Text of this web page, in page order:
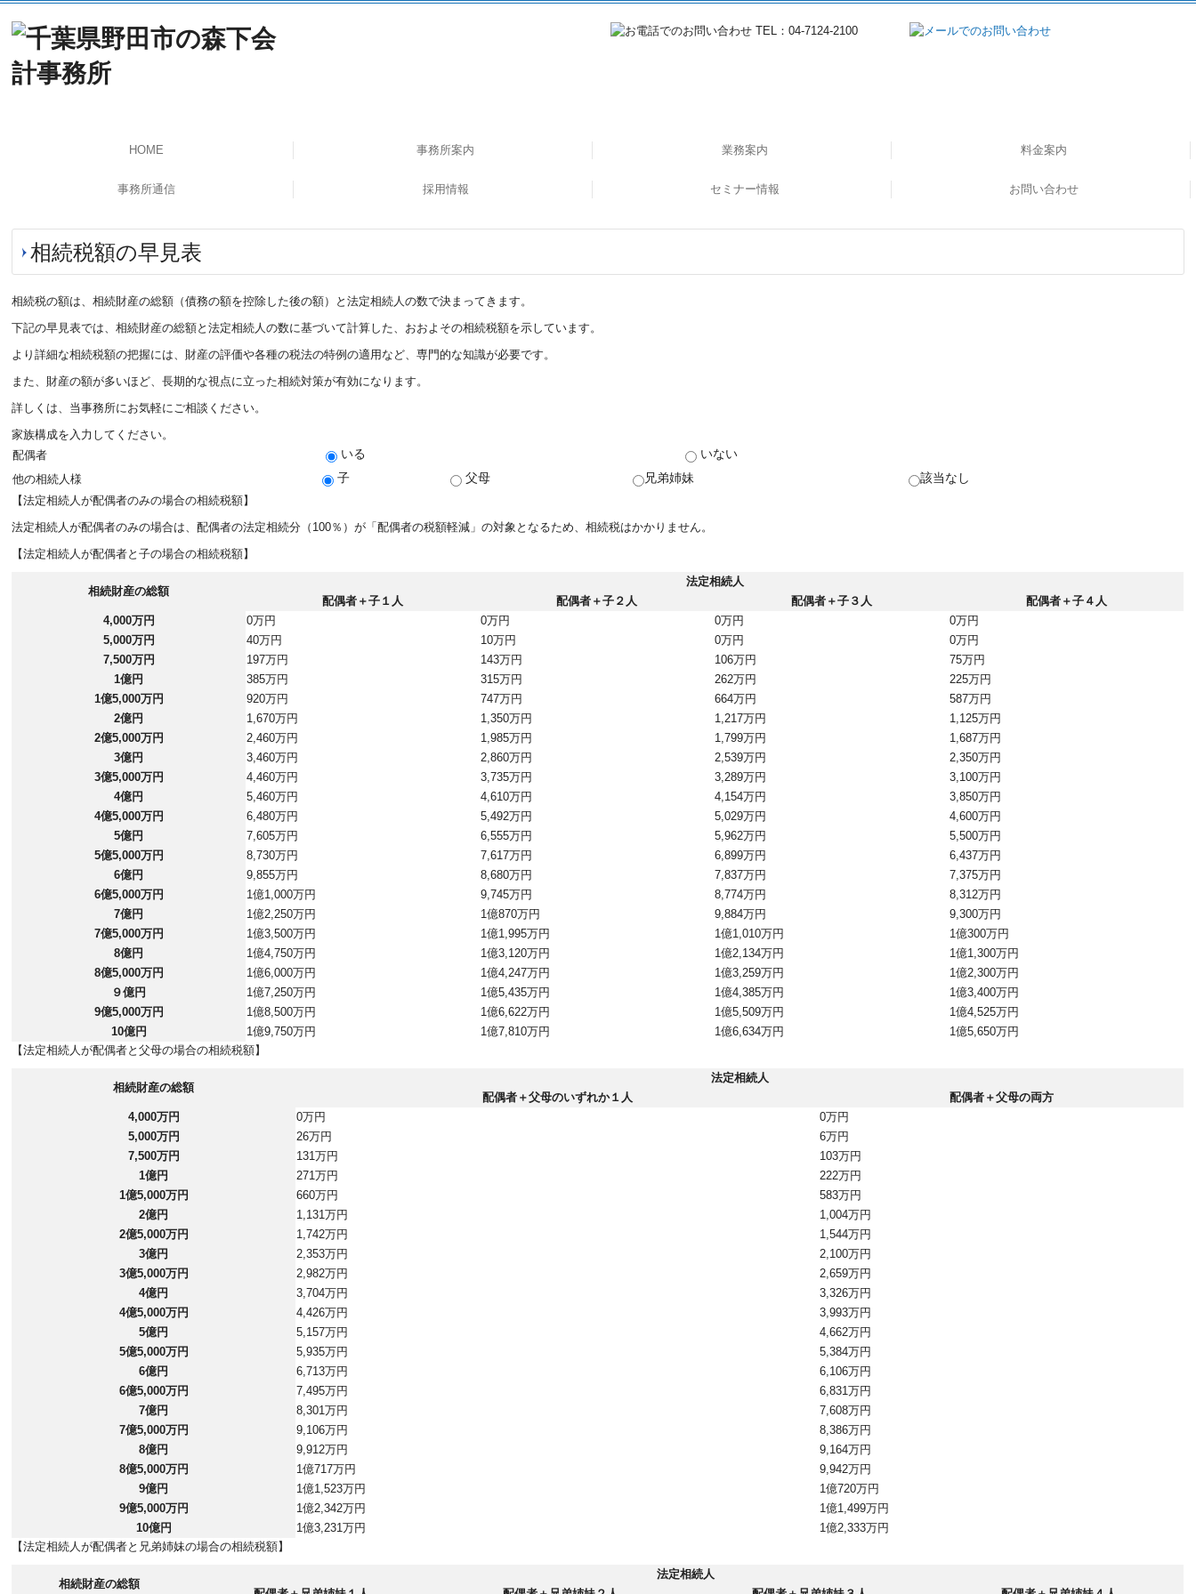
HOME 事務所案内 業務案内
税務・会計
相続・事業承継
企業のDX化支援
医療関係の皆様へ
社会福祉法人の皆様へ
公益法人の皆様へ
料金案内
事務所通信 採用情報
職員インタビュー
データで見る森下会計
募集要項
応募フォーム
セミナー情報
過去のセミナー
お問い合わせ
相続税額の早見表
相続税の額は、相続財産の総額（債務の額を控除した後の額）と法定相続人の数で決まってきます。
下記の早見表では、相続財産の総額と法定相続人の数に基づいて計算した、おおよその相続税額を示しています。
より詳細な相続税額の把握には、財産の評価や各種の税法の特例の適用など、専門的な知識が必要です。
また、財産の額が多いほど、長期的な視点に立った相続対策が有効になります。
詳しくは、当事務所にお気軽にご相談ください。
家族構成を入力してください。
配偶者
いる いない
他の相続人様 子 父母 兄弟姉妹 該当なし
【法定相続人が配偶者のみの場合の相続税額】
法定相続人が配偶者のみの場合は、配偶者の法定相続分（100％）が「配偶者の税額軽減」の対象となるため、相続税はかかりません。
【法定相続人が配偶者と子の場合の相続税額】
相続財産の総額
法定相続人
配偶者＋子１人
配偶者＋子２人 配偶者＋子３人
配偶者＋子４人
4,000万円
0万円 0万円 0万円
0万円
5,000万円
40万円 10万円 0万円
0万円
7,500万円
197万円 143万円 106万円
75万円
1億円
385万円 315万円 262万円
225万円
1億5,000万円
920万円 747万円 664万円
587万円
2億円
1,670万円 1,350万円 1,217万円
1,125万円
2億5,000万円
2,460万円 1,985万円 1,799万円
1,687万円
3億円
3,460万円 2,860万円 2,539万円
2,350万円
3億5,000万円
4,460万円 3,735万円 3,289万円
3,100万円
4億円
5,460万円 4,610万円 4,154万円
3,850万円
4億5,000万円
6,480万円 5,492万円 5,029万円
4,600万円
5億円
7,605万円 6,555万円 5,962万円
5,500万円
5億5,000万円
8,730万円 7,617万円 6,899万円
6,437万円
6億円
9,855万円 8,680万円 7,837万円
7,375万円
6億5,000万円
1億1,000万円 9,745万円 8,774万円
8,312万円
7億円
1億2,250万円 1億870万円 9,884万円
9,300万円
7億5,000万円
1億3,500万円 1億1,995万円 1億1,010万円
1億300万円
8億円
1億4,750万円 1億3,120万円 1億2,134万円
1億1,300万円
8億5,000万円
1億6,000万円 1億4,247万円 1億3,259万円
1億2,300万円
９億円
1億7,250万円 1億5,435万円 1億4,385万円
1億3,400万円
9億5,000万円
1億8,500万円 1億6,622万円 1億5,509万円
1億4,525万円
10億円
1億9,750万円 1億7,810万円 1億6,634万円
1億5,650万円
【法定相続人が配偶者と父母の場合の相続税額】
相続財産の総額
法定相続人
配偶者＋父母のいずれか１人
配偶者＋父母の両方
4,000万円
0万円
0万円
5,000万円
26万円
6万円
7,500万円
131万円
103万円
1億円
271万円
222万円
1億5,000万円
660万円
583万円
2億円
1,131万円
1,004万円
2億5,000万円
1,742万円
1,544万円
3億円
2,353万円
2,100万円
3億5,000万円
2,982万円
2,659万円
4億円
3,704万円
3,326万円
4億5,000万円
4,426万円
3,993万円
5億円
5,157万円
4,662万円
5億5,000万円
5,935万円
5,384万円
6億円
6,713万円
6,106万円
6億5,000万円
7,495万円
6,831万円
7億円
8,301万円
7,608万円
7億5,000万円
9,106万円
8,386万円
8億円
9,912万円
9,164万円
8億5,000万円
1億717万円
9,942万円
9億円
1億1,523万円
1億720万円
9億5,000万円
1億2,342万円
1億1,499万円
10億円
1億3,231万円
1億2,333万円
【法定相続人が配偶者と兄弟姉妹の場合の相続税額】
相続財産の総額
法定相続人